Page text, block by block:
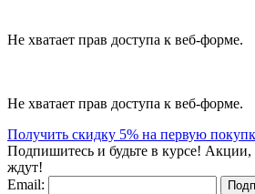
Не хватает прав доступа к веб-форме.
Не хватает прав доступа к веб-форме.
Получить скидку 5% на первую
Подпишитесь и будьте в курсе!
ждут!
Email: